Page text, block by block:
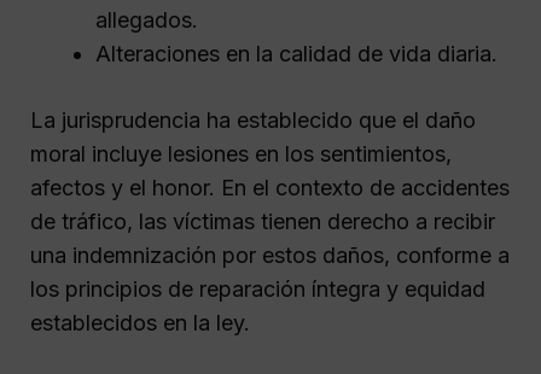
allegados.
Alteraciones en la calidad de vida diaria.
La jurisprudencia ha establecido que el daño
moral incluye lesiones en los sentimientos,
afectos y el honor. En el contexto de accidentes
de tráfico, las víctimas tienen derecho a recibir
una indemnización por estos daños, conforme a
los principios de reparación íntegra y equidad
establecidos en la ley.